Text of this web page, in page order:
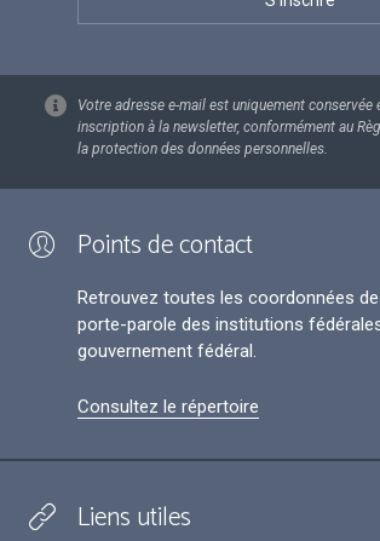
Votre adresse e-mail est uniquement
inscription à la newsletter, conformément au
la protection des données personnelles.
Points de contact
Retrouvez toutes les coordonnées
porte-parole des institutions
gouvernement fédéral.
Consultez le répertoire
Liens utiles